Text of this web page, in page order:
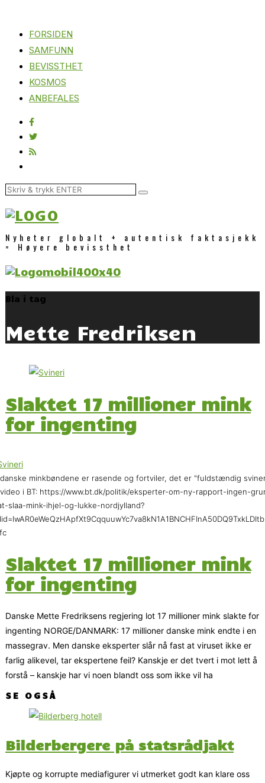
FORSIDEN
SAMFUNN
BEVISSTHET
KOSMOS
ANBEFALES
Nyheter globalt + autentisk faktasjekk
= Høyere bevissthet
Bla i tag
Mette Fredriksen
Slaktet 17 millioner mink
for ingenting
minkbøndene er rasende og fortviler, det er "fuldstændig
i BT: https://www.bt.dk/politik/eksperter-om-ny-rapport-ingen-
slaa-mink-ihjel-og-lukke-nordjylland?
Slaktet 17 millioner mink
for ingenting
Danske Mette Fredriksens regjering lot 17 millioner mink slakte for
ingenting NORGE/DANMARK: 17 millioner danske mink endte i en
massegrav. Men danske eksperter slår nå fast at viruset ikke er
farlig alikevel, tar ekspertene feil? Kanskje er det tvert i mot lett å
forstå – kanskje har vi noen blandt oss som ikke vil ha
SE OGSÅ
Bilderbergere på statsrådjakt
Kjøpte og korrupte mediafigurer vi utmerket godt kan klare oss